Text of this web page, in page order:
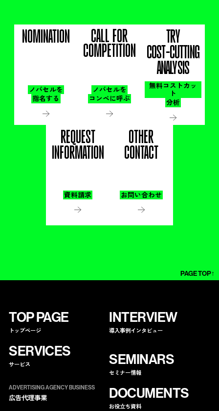
NOMINATION
ノバセルを
指名する
CALL FOR
COMPETITION
ノバセルを
コンペに呼ぶ
TRY
COST-CUTTING
ANALYSIS
無料コストカッ
ト
分析
REQUEST
INFORMATION
資料請求
OTHER
CONTACT
お問い合わせ
PAGE TOP↑
TOP PAGE
トップページ
INTERVIEW
導入事例インタビュー
SERVICES
サービス
ADVERTISING AGENCY BUSINESS
広告代理事業
SEMINARS
セミナー情報
DOCUMENTS
お役立ち資料